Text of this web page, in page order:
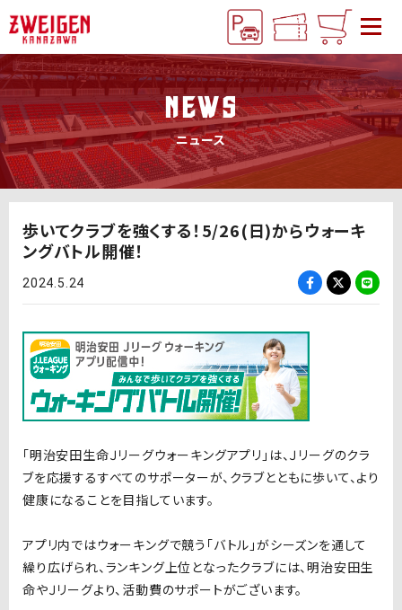
NEWS
ニュース
歩いてクラブを強くする！5/26(日)からウォーキ
ングバトル開催！
2024.5.24
「明治安田生命Ｊリーグウォーキングアプリ」は、Ｊリーグのクラ
ブを応援するすべてのサポーターが、クラブとともに歩いて、より
健康になることを目指しています。
アプリ内ではウォーキングで競う「バトル」がシーズンを通して
繰り広げられ、ランキング上位となったクラブには、明治安田生
命やＪリーグより、活動費のサポートがございます。